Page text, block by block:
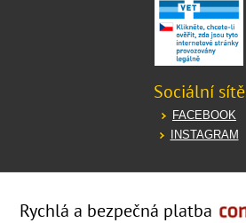
Sociální sítě
FACEBOOK
INSTAGRAM
Rychlá a bezpečná platba